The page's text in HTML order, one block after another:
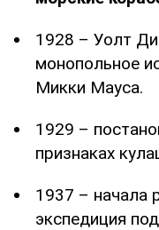
1928 – Уолт
монопольное
Микки Мауса.
1929 –
признаках
1937 – начала
экспедиция